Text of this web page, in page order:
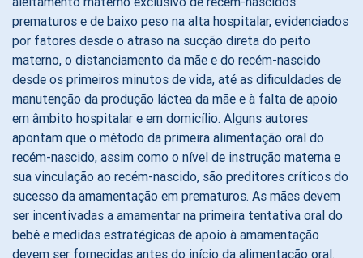
prematuros e de baixo peso na alta hospitalar, evidenciados
por fatores desde o atraso na sucção direta do peito
materno, o distanciamento da mãe e do recém-nascido
desde os primeiros minutos de vida, até as dificuldades de
manutenção da produção láctea da mãe e à falta de apoio
em âmbito hospitalar e em domicílio. Alguns autores
apontam que o método da primeira alimentação oral do
recém-nascido, assim como o nível de instrução materna e
sua vinculação ao recém-nascido, são preditores críticos do
sucesso da amamentação em prematuros. As mães devem
ser incentivadas a amamentar na primeira tentativa oral do
bebê e medidas estratégicas de apoio à amamentação
devem ser fornecidas antes do início da alimentação oral.